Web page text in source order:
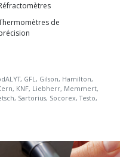
de
GFL, Gilson, Hamilton,
KNF, Liebherr, Memmert,
Sartorius, Socorex, Testo,